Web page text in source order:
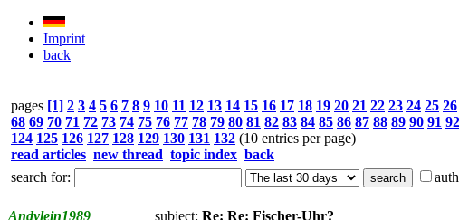
Imprint
back
pages [1] 2 3 4 5 6 7 8 9 10 11 12 13 14 15 16 17 18 19 20 21 22 23 24 25 26
68 69 70 71 72 73 74 75 76 77 78 79 80 81 82 83 84 85 86 87 88 89 90 91 92
124 125 126 127 128 129 130 131 132 (10 entries per page)
read articles new thread topic index back
search for:
Andylein1989
subject: Re: Re: Fischer-Uhr?